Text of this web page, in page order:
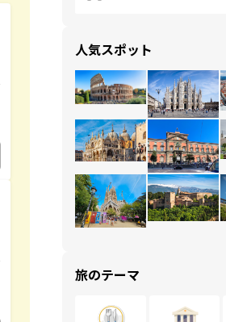
人気スポット
旅のテーマ